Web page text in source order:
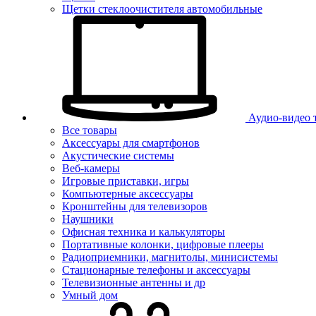
Щетки стеклоочистителя автомобильные
Аудио-видео
Все товары
Аксессуары для смартфонов
Акустические системы
Веб-камеры
Игровые приставки, игры
Компьютерные аксессуары
Кронштейны для телевизоров
Наушники
Офисная техника и калькуляторы
Портативные колонки, цифровые плееры
Радиоприемники, магнитолы, минисистемы
Стационарные телефоны и аксессуары
Телевизионные антенны и др
Умный дом